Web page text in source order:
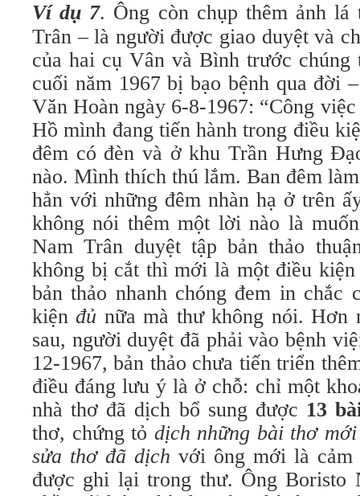
Ví dụ 7. Ông còn chụp thêm ảnh lá
Trân – là người được giao duyệt và
của hai cụ Vân và Bình trước chúng
cuối năm 1967 bị bạo bệnh qua đời
Văn Hoàn ngày 6-8-1967: “Công
Hồ mình đang tiến hành trong điều
đêm có đèn và ở khu Trần Hưng
nào. Mình thích thú lắm. Ban đêm
hẳn với những đêm nhàn hạ ở trên
không nói thêm một lời nào là
Nam Trân duyệt tập bản thảo
không bị cắt thì mới là một điều
bản thảo nhanh chóng đem in chắc
kiệnđủ nữa mà thư không nói. Hơn
sau, người duyệt đã phải vào bệnh
12-1967, bản thảo chưa tiến triển
điều đáng lưu ý là ở chỗ: chỉ một
nhà thơ đã dịch bổ sung được 13
thơ, chứng tỏ dịch những bài thơ
sửa thơ đã dịch với ông mới là cảm
được ghi lại trong thư. Ông Boristo